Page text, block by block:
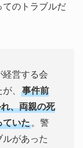
てのトラブルだ
経営する会
、 事件前
、両親の死
ていた。警
があった